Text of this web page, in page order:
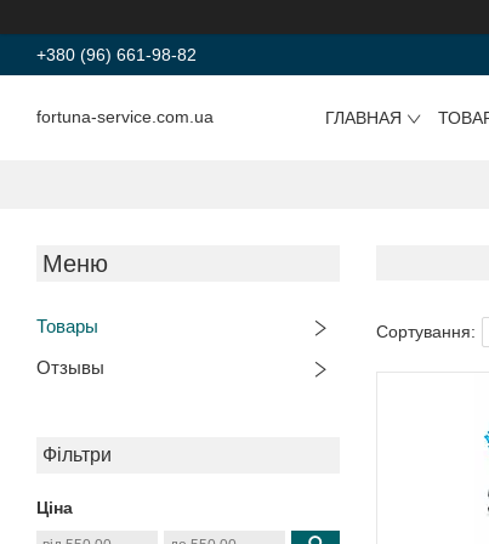
+380 (96) 661-98-82
fortuna-service.com.ua ГЛАВНАЯ
Товары
Отзывы
Фільтри
Ціна